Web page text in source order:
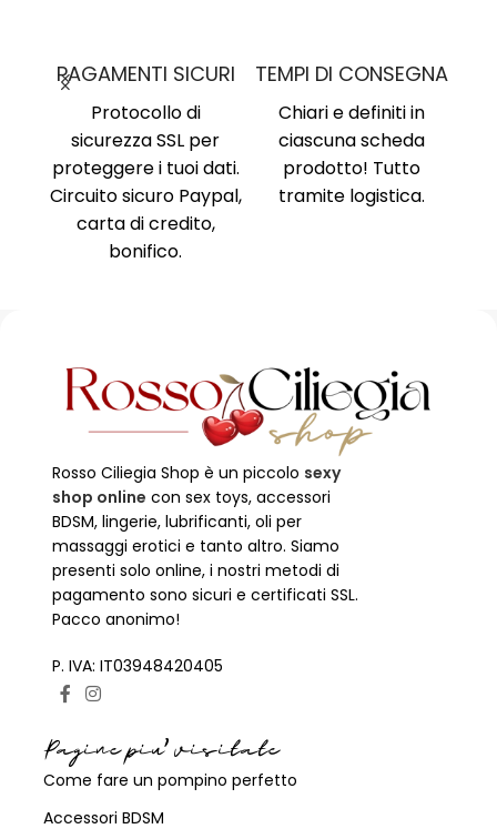
PAGAMENTI SICURI
Protocollo di
sicurezza SSL per
proteggere i tuoi dati.
Circuito sicuro Paypal,
carta di credito,
bonifico.
TEMPI DI CONSEGNA
Chiari e definiti in
ciascuna scheda
prodotto! Tutto
tramite logistica.
Rosso Ciliegia Shop è un piccolo sexy
shop online con sex toys, accessori
BDSM, lingerie, lubrificanti, oli per
massaggi erotici e tanto altro. Siamo
presenti solo online, i nostri metodi di
pagamento sono sicuri e certificati SSL.
Pacco anonimo!
P. IVA: IT03948420405
Pagine piu' visitate
Come fare un pompino perfetto
Accessori BDSM